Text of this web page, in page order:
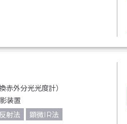
赤外分光光度計）
装置
射法 顕微IR法